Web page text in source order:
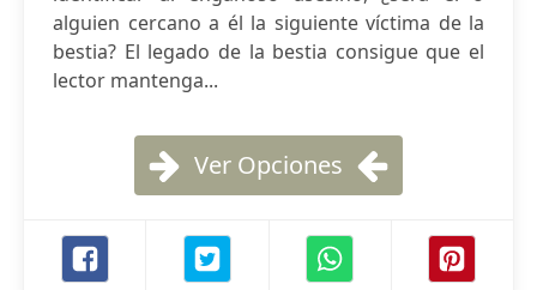
alguien cercano a él la siguiente víctima de la
bestia? El legado de la bestia consigue que el
lector mantenga...
Ver Opciones